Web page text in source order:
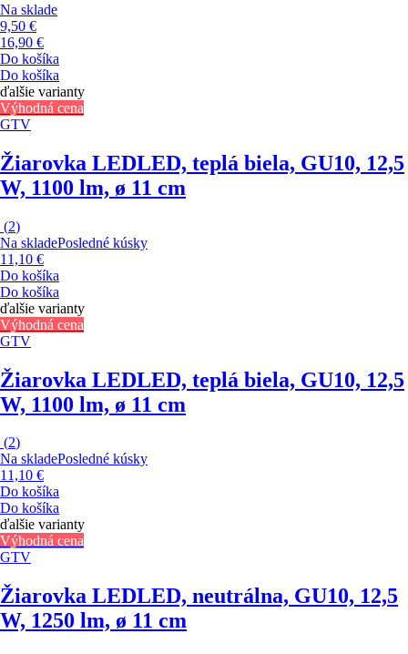
Na sklade
9,50 €
16,90 €
Do košíka
Do košíka
ďalšie varianty
Výhodná cena
GTV
Žiarovka LEDLED, teplá biela, GU10, 12,5
W, 1100 lm, ø 11 cm
(2)
Na skladePosledné kúsky
11,10 €
Do košíka
Do košíka
ďalšie varianty
Výhodná cena
GTV
Žiarovka LEDLED, teplá biela, GU10, 12,5
W, 1100 lm, ø 11 cm
(2)
Na skladePosledné kúsky
11,10 €
Do košíka
Do košíka
ďalšie varianty
Výhodná cena
GTV
Žiarovka LEDLED, neutrálna, GU10, 12,5
W, 1250 lm, ø 11 cm